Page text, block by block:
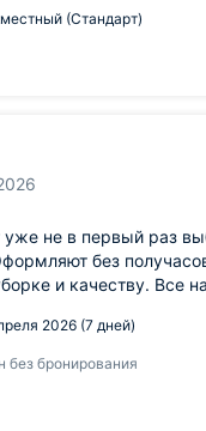
(Стандарт)
уже не в первый раз
без
и качеству. Все
2026 (7 дней)
без бронирования